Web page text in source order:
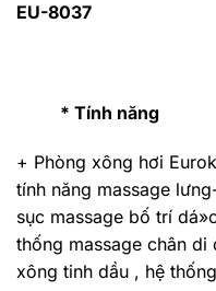
EU-8037
* Tính năng
+ Phòng xông hơi
tính năng massage
sục massage bố trí
thống massage chân
xông tinh dầu , hệ